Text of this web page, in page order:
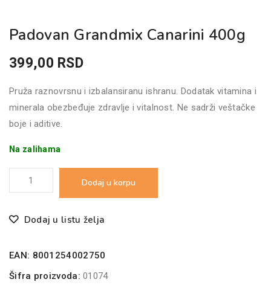
Padovan Grandmix Canarini 400g
399,00 RSD
Pruža raznovrsnu i izbalansiranu ishranu. Dodatak vitamina i
minerala obezbeđuje zdravlje i vitalnost. Ne sadrži veštačke
boje i aditive.
Na zalihama
Padovan
Grandmix
400g
Dodaj u korpu
Dodaj u listu želja
EAN: 8001254002750
Šifra proizvoda:01074